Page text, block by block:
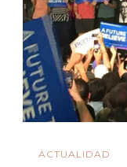
ACTUALIDAD